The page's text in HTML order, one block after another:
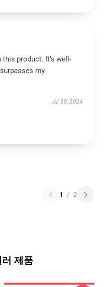
product. It’s well-
my
Jul 30, 2024
1 / 2
제품